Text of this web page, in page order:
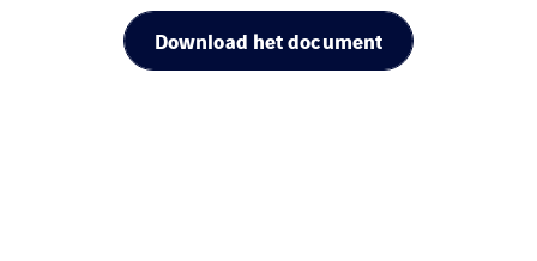
Download het document